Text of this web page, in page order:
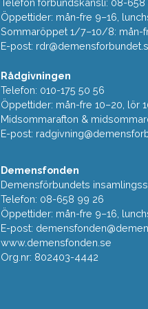
Telefon förbundskansli: 08-658
Öppettider: mån-fre 9–16,
Sommaröppet 1/7–10/8: mån-
E-post:
Rådgivningen
Telefon: 010-175 50 56
Öppettider: mån-fre 10–20, lör
Midsommarafton &
E-post:
Demensfonden
Demensförbundets
Telefon: 08-658 99 26
Öppettider: mån-fre 9–16,
E-post:
www.demensfonden.se
Org.nr: 802403-4442